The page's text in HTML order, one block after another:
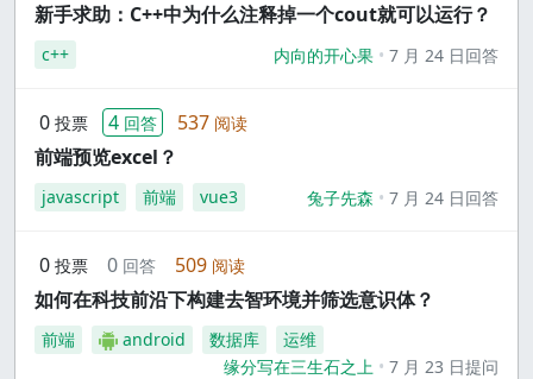
新手求助：C++中为什么注释掉一个cout就可以运行？
c++ 内向的开心果 7 月 24 日回答
0 投票 4 回答 537 阅读
前端预览excel？
javascript 前端 vue3 兔子先森 7 月 24 日回答
0 投票 0 回答 509 阅读
如何在科技前沿下构建去智环境并筛选意识体？
前端 android 数据库
运维
缘分写在三生石之上
7 月 23 日提问